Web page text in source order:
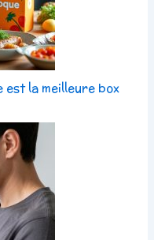
est la meilleure box